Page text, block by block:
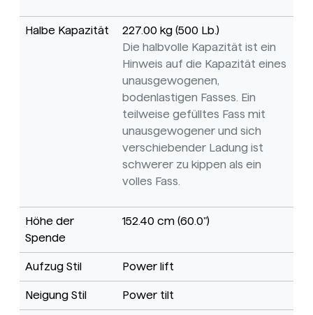
Halbe Kapazität
227.00 kg (500 Lb.)
Die halbvolle Kapazität ist ein
Hinweis auf die Kapazität eines
unausgewogenen,
bodenlastigen Fasses. Ein
teilweise gefülltes Fass mit
unausgewogener und sich
verschiebender Ladung ist
schwerer zu kippen als ein
volles Fass.
Höhe der
Spende
152.40 cm (60.0")
Aufzug Stil Power lift
Neigung Stil Power tilt